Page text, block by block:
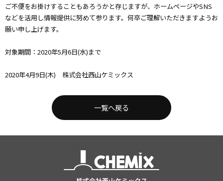
ご不便をお掛けすることもあろうかと存じますが、ホームページやSNS
などを活用し情報提供に努めて参ります。何卒ご理解いただきますようお
願い申し上げます。
対象期間：2020年5月6日(水)まで
2020年4月9日(木) 株式会社西山ケミックス
一覧へ戻る